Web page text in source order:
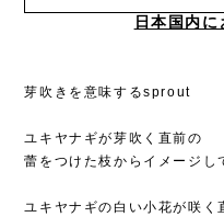
日本国内
芽吹きを意味するsprout
ユキヤナギが芽吹く直前の
蕾をつけた枝からイメージし
ユキヤナギの白い小花が咲く